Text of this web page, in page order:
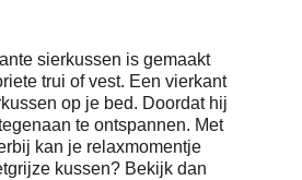
sierkussen is gemaakt
trui of vest. Een vierkant
op je bed. Doordat hij
te ontspannen. Met
kan je relaxmomentje
kussen? Bekijk dan